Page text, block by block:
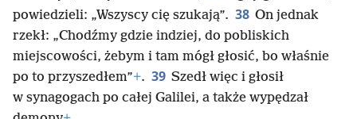
powiedzieli: „Wszyscy cię szukają”. 38 On jednak
rzekł: „Chodźmy gdzie indziej, do pobliskich
miejscowości, żebym i tam mógł głosić, bo właśnie
po to przyszedłem”+. 39 Szedł więc i głosił
w synagogach po całej Galilei, a także wypędzał